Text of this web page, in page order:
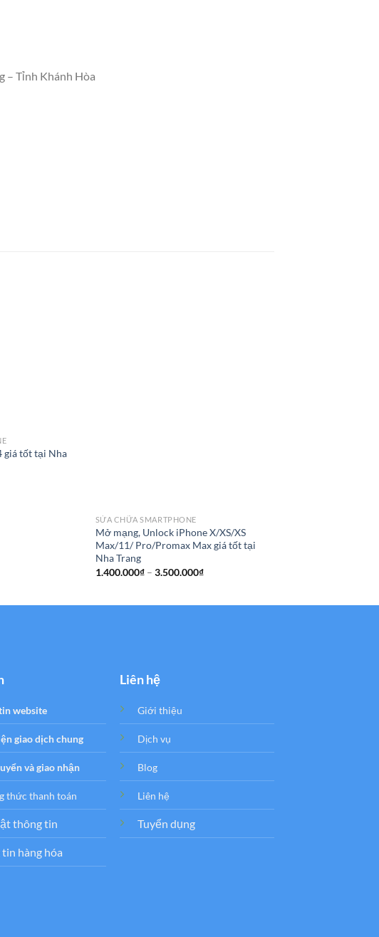
– Tỉnh Khánh Hòa
giá tốt tại Nha
SỬA CHỮA SMARTPHONE
Mở mạng, Unlock iPhone X/XS/XS
Max/11/ Pro/Promax Max giá tốt tại
Nha Trang
1.400.000₫ – 3.500.000₫Khoảng
website
giao dịch chung
và giao nhận
thức thanh toán
thông tin
hàng hóa
Liên hệ
Giới thiệu
Dịch vụ
Blog
Liên hệ
Tuyển dụng